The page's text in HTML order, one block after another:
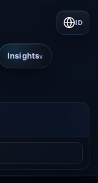
Insightsv
ID